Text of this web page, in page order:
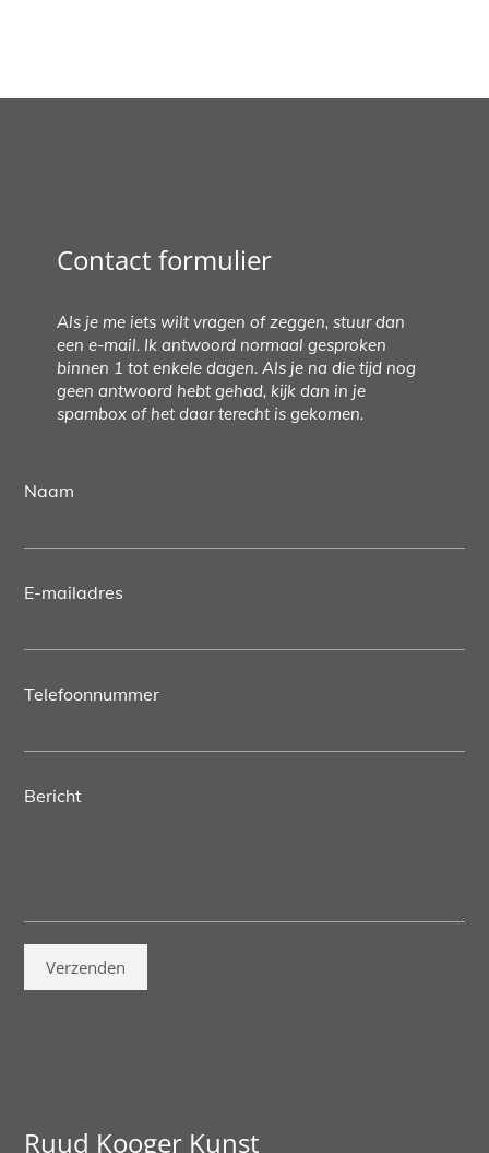
Contact formulier
Als je me iets wilt vragen of zeggen, stuur dan
een e-mail. Ik antwoord normaal gesproken
binnen 1 tot enkele dagen. Als je na die tijd nog
geen antwoord hebt gehad, kijk dan in je
spambox of het daar terecht is gekomen.
Naam
E-mailadres
Telefoonnummer
Bericht
Ruud Kooger Kunst